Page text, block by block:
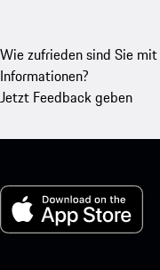
Wie zufrieden sind Sie
Informationen?
Jetzt Feedback geben